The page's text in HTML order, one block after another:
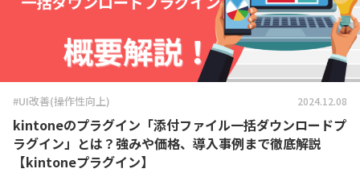
#UI改善(操作性向上) 2024.12.08
kintoneのプラグイン「添付ファイル一括ダウンロードプ
ラグイン」とは？強みや価格、導入事例まで徹底解説
【kintoneプラグイン】